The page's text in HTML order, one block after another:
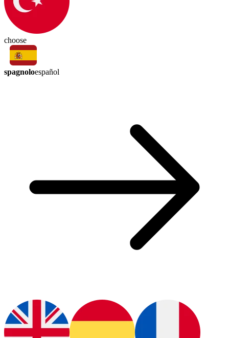
choose
spagnoloespañol